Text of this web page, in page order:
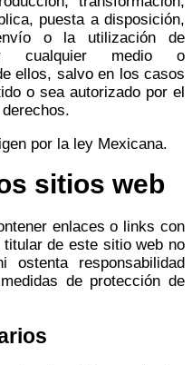
puesta a disposición,
o la utilización de
cualquier medio o
ellos, salvo en los casos
o sea autorizado por el
por la ley Mexicana.
sitios web
enlaces o links con
de este sitio web no
ostenta responsabilidad
de protección de